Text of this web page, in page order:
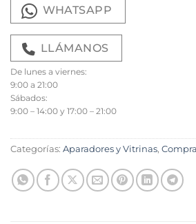
WHATSAPP
LLÁMANOS
De lunes a viernes:
9:00 a 21:00
Sábados:
9:00 – 14:00 y 17:00 – 21:00
Categorías: Aparadores y Vitrinas,